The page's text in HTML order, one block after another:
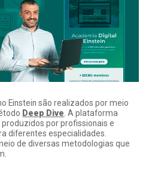
Einstein são realizados por meio
Deep Dive. A plataforma
por profissionais e
diferentes especialidades.
de diversas metodologias que